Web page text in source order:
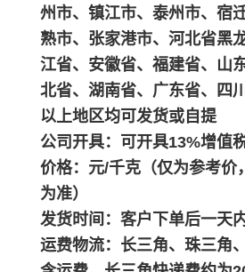
州市、镇江市、泰州市、宿
熟市、张家港市、河北省黑
江省、安徽省、福建省、山
北省、湖南省、广东省、四
以上地区均可发货或自提
公司开具：可开具13%增值
价格：元/千克（仅为参考价
为准）
发货时间：客户下单后一天
运费物流：长三角、珠三角